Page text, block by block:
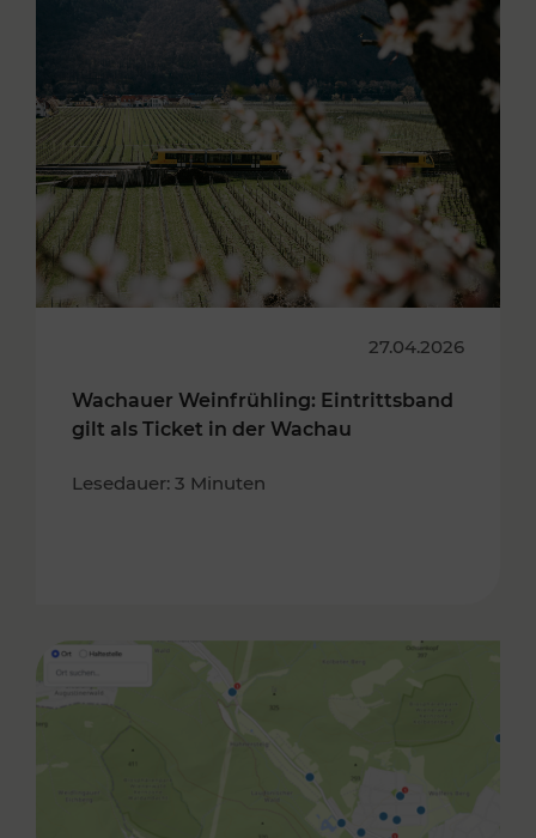
27.04.2026
Wachauer Weinfrühling: Eintrittsband
gilt als Ticket in der Wachau
Lesedauer: 3 Minuten